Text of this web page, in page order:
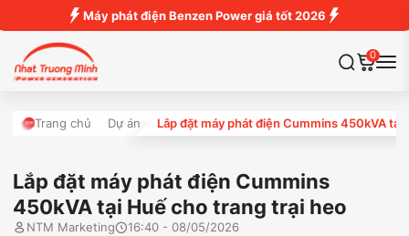
Máy phát điện Benzen Power giá tốt 2026
0
Trang chủ Dự án Lắp đặt máy phát điện Cummins 450kVA tại
Lắp đặt máy phát điện Cummins
450kVA tại Huế cho trang trại heo
NTM Marketing 16:40 - 08/05/2026